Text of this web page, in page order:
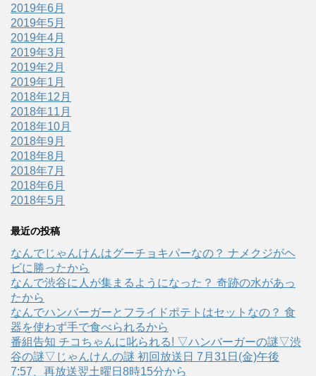
2019年6月
2019年5月
2019年4月
2019年3月
2019年2月
2019年1月
2018年12月
2018年11月
2018年10月
2018年9月
2018年8月
2018年7月
2018年6月
2018年5月
最近の投稿
なんでじゃんけんはグーチョキパーなの？ ナメクジがヘ
ビに勝ったから
なんで渋谷に人が集まるようになった？ 奇跡の水があっ
たから
なんでハンバーガーとフライドポテトはセットなの？ 食
器を使わず手で食べられるから
番組告知 チコちゃんに叱られる! ▽ハンバーガーの謎▽渋
谷の謎▽じゃんけんの謎 初回放送日 7月31日(金)午後
7:57、再放送翌土曜日8時15分から